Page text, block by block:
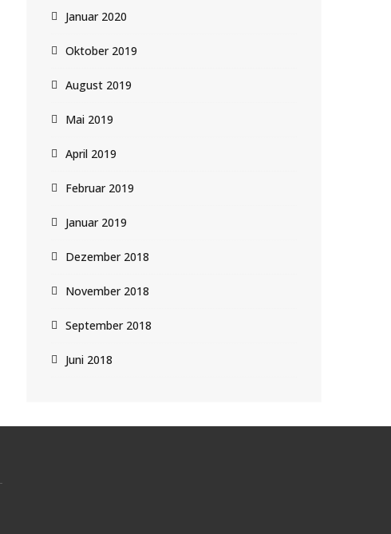
Januar 2020
Oktober 2019
August 2019
Mai 2019
April 2019
Februar 2019
Januar 2019
Dezember 2018
November 2018
September 2018
Juni 2018